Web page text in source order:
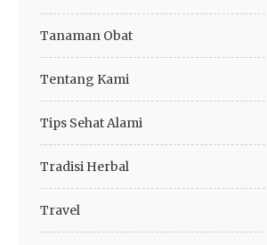
Tanaman Obat
Tentang Kami
Tips Sehat Alami
Tradisi Herbal
Travel